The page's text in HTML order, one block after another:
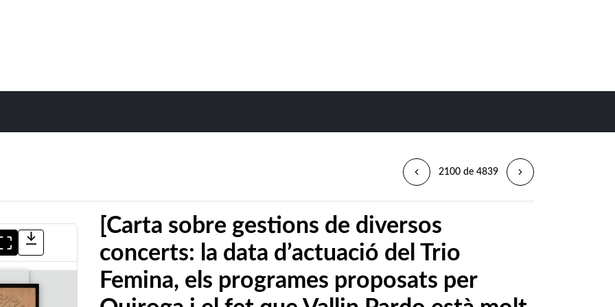
2100 de 4839
[Carta sobre gestions de diversos
concerts: la data d’actuació del Trio
Femina, els programes proposats per